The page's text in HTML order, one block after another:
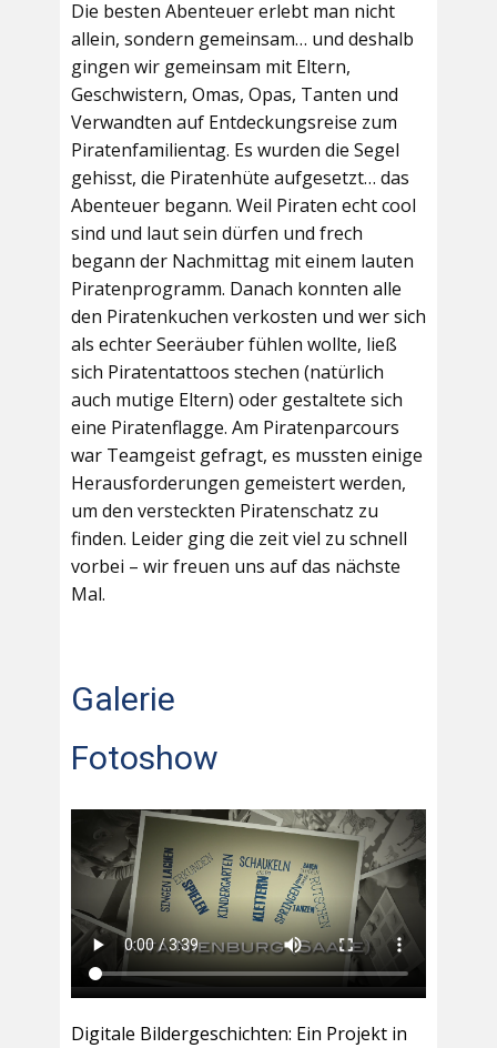
Die besten Abenteuer erlebt man nicht
allein, sondern gemeinsam… und deshalb
gingen wir gemeinsam mit Eltern,
Geschwistern, Omas, Opas, Tanten und
Verwandten auf Entdeckungsreise zum
Piratenfamilientag. Es wurden die Segel
gehisst, die Piratenhüte aufgesetzt… das
Abenteuer begann. Weil Piraten echt cool
sind und laut sein dürfen und frech
begann der Nachmittag mit einem lauten
Piratenprogramm. Danach konnten alle
den Piratenkuchen verkosten und wer sich
als echter Seeräuber fühlen wollte, ließ
sich Piratentattoos stechen (natürlich
auch mutige Eltern) oder gestaltete sich
eine Piratenflagge. Am Piratenparcours
war Teamgeist gefragt, es mussten einige
Herausforderungen gemeistert werden,
um den versteckten Piratenschatz zu
finden. Leider ging die zeit viel zu schnell
vorbei – wir freuen uns auf das nächste
Mal.
Galerie
Fotoshow
Digitale Bildergeschichten: Ein Projekt in